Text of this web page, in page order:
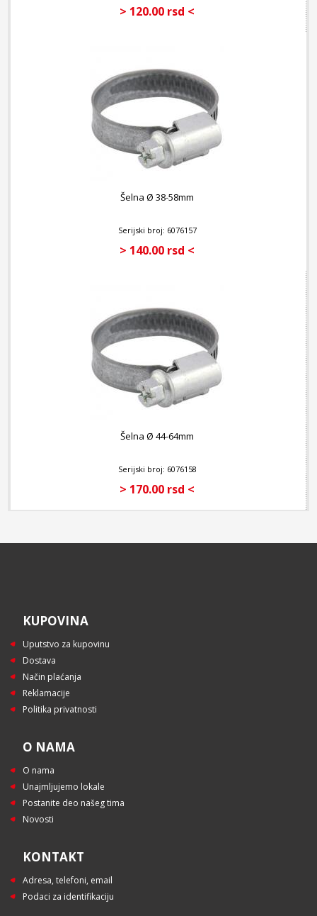
> 120.00 rsd <
Šelna Ø 38-58mm
Serijski broj: 6076157
> 140.00 rsd <
Šelna Ø 44-64mm
Serijski broj: 6076158
> 170.00 rsd <
KUPOVINA
Uputstvo za kupovinu
Dostava
Način plaćanja
Reklamacije
Politika privatnosti
O NAMA
O nama
Unajmljujemo lokale
Postanite deo našeg tima
Novosti
KONTAKT
Adresa, telefoni, email
Podaci za identifikaciju